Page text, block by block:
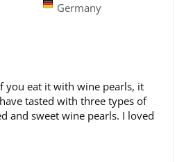
Germany
you eat it with wine pearls, it
tasted with three types of
and sweet wine pearls. I loved